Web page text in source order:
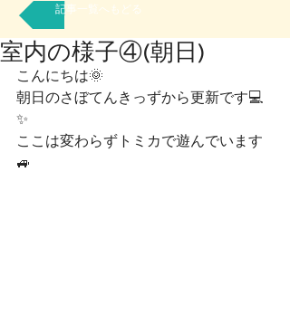
記事一覧へもどる
室内の様子④(朝日)
こんにちは🌞
朝日のさぼてんきっずから更新です💻
✨
ここは変わらずトミカで遊んでいます
🚙